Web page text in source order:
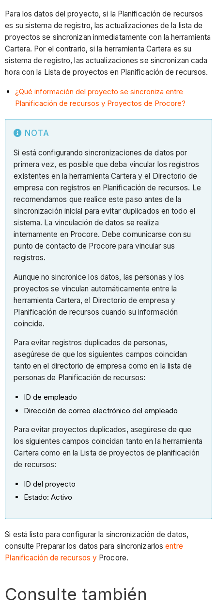
Para los datos del proyecto, si la Planificación de recursos
es su sistema de registro, las actualizaciones de la lista de
proyectos se sincronizan inmediatamente con la herramienta
Cartera. Por el contrario, si la herramienta Cartera es su
sistema de registro, las actualizaciones se sincronizan cada
hora con la Lista de proyectos en Planificación de recursos.
¿Qué información del proyecto se sincroniza entre
Planificación de recursos y Proyectos de Procore?
NOTA
Si está configurando sincronizaciones de datos por
primera vez, es posible que deba vincular los registros
existentes en la herramienta Cartera y el Directorio de
empresa con registros en Planificación de recursos. Le
recomendamos que realice este paso antes de la
sincronización inicial para evitar duplicados en todo el
sistema. La vinculación de datos se realiza
internamente en Procore. Debe comunicarse con su
punto de contacto de Procore para vincular sus
registros.
Aunque no sincronice los datos, las personas y los
proyectos se vinculan automáticamente entre la
herramienta Cartera, el Directorio de empresa y
Planificación de recursos cuando su información
coincide.
Para evitar registros duplicados de personas,
asegúrese de que los siguientes campos coincidan
tanto en el directorio de empresa como en la lista de
personas de Planificación de recursos:
ID de empleado
Dirección de correo electrónico del empleado
Para evitar proyectos duplicados, asegúrese de que
los siguientes campos coincidan tanto en la herramienta
Cartera como en la Lista de proyectos de planificación
de recursos:
ID del proyecto
Estado: Activo
Si está listo para configurar la sincronización de datos,
consulte Preparar los datos para sincronizarlosentre
Planificación de recursos y Procore.
Consulte también